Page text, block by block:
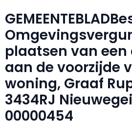
plaatsen van
aan de voorzijde
woning, Graaf
3434RJ
00000454